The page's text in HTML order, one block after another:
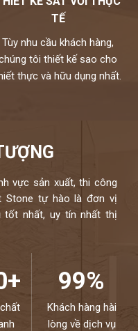
TẾ
Tùy nhu cầu khách hàng,
tôi thiết kế sao cho
thực và hữu dụng nhất.
vực sản xuất, thi công
Stone tự hào là đơn vị
tốt nhất, uy tín nhất thị
99%
Khách hàng hài
lòng về dịch vụ